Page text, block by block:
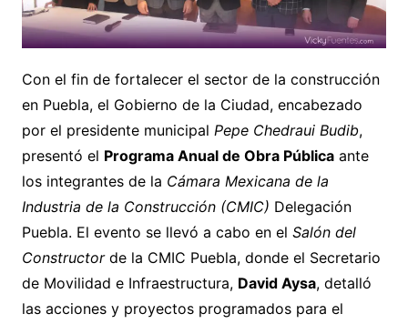
Con el fin de fortalecer el sector de la construcción
en Puebla, el Gobierno de la Ciudad, encabezado
por el presidente municipal Pepe Chedraui Budib,
presentó el Programa Anual de Obra Públicaante
los integrantes de la Cámara Mexicana de la
Industria de la Construcción (CMIC) Delegación
Puebla. El evento se llevó a cabo en el Salón del
Constructorde la CMIC Puebla, donde el Secretario
de Movilidad e Infraestructura, David Aysa, detalló
las acciones y proyectos programados para el